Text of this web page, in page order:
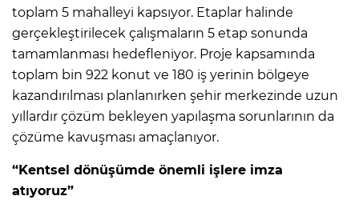
toplam 5 mahalleyi kapsıyor. Etaplar halinde
gerçekleştirilecek çalışmaların 5 etap sonunda
tamamlanması hedefleniyor. Proje kapsamında
toplam bin 922 konut ve 180 iş yerinin bölgeye
kazandırılması planlanırken şehir merkezinde uzun
yıllardır çözüm bekleyen yapılaşma sorunlarının da
çözüme kavuşması amaçlanıyor.
“Kentsel dönüşümde önemli işlere imza
atıyoruz”